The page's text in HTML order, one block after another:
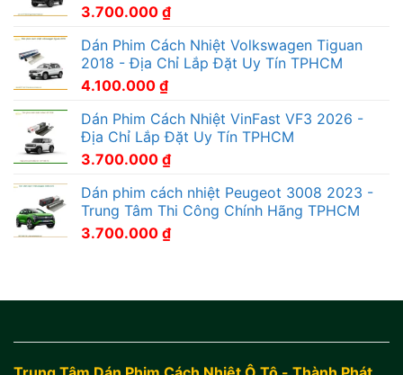
3.700.000 ₫
Dán Phim Cách Nhiệt Volkswagen Tiguan
2018 - Địa Chỉ Lắp Đặt Uy Tín TPHCM
4.100.000 ₫
Dán Phim Cách Nhiệt VinFast VF3 2026 -
Địa Chỉ Lắp Đặt Uy Tín TPHCM
3.700.000 ₫
Dán phim cách nhiệt Peugeot 3008 2023 -
Trung Tâm Thi Công Chính Hãng TPHCM
3.700.000 ₫